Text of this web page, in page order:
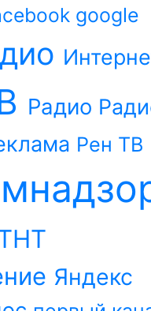
google
Радио
Рен ТВ
Яндекс